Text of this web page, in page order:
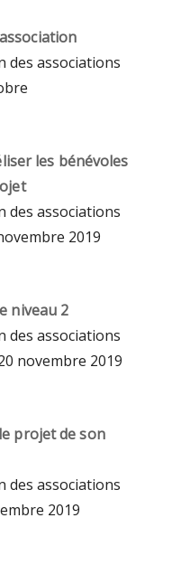
des associations
les bénévoles
des associations
2019
niveau 2
des associations
novembre 2019
projet de son
des associations
2019